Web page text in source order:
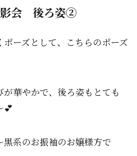
影会 後ろ姿②
ーズとして、こちらのポーズ
華やかで、後ろ姿もとても
💕
系のお振袖のお嬢様方で